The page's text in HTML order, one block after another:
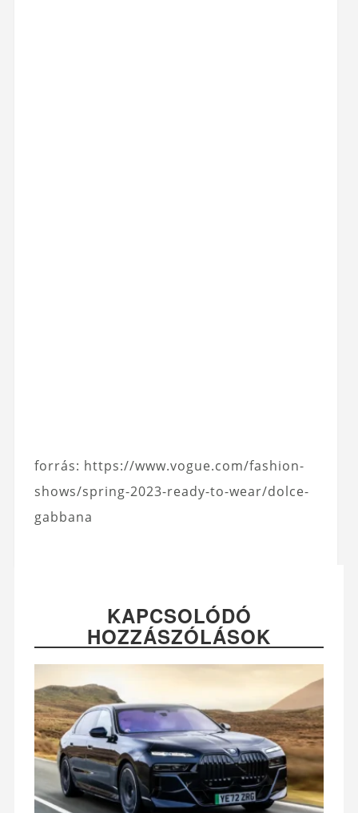
forrás: https://www.vogue.com/fashion-
shows/spring-2023-ready-to-wear/dolce-
gabbana
KAPCSOLÓDÓ
HOZZÁSZÓLÁSOK